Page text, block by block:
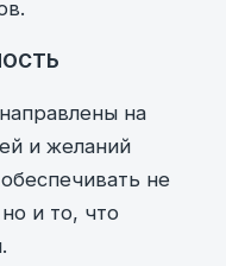
на
и желаний
не
и то, что